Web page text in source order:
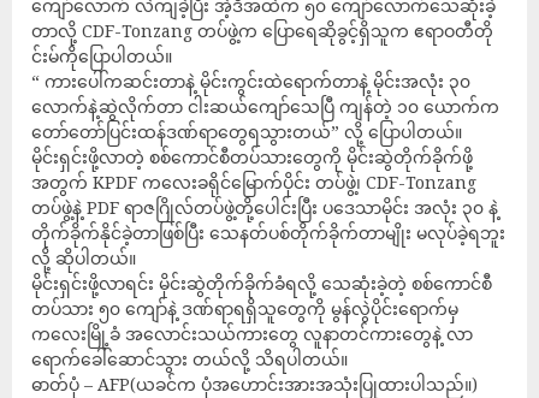
ကျော်လောက် လဲကျခဲ့ပြီး အဲ့ဒီအထဲက ၅၀ ကျော်လောက်သေဆုံးခဲ့
တာလို့ CDF-Tonzang တပ်ဖွဲ့က ပြောရေဆိုခွင့်ရှိသူက ဧရာဝတီတို
င်းမ်ကိုပြောပါတယ်။
“ ကားပေါ်ကဆင်းတာနဲ့ မိုင်းကွင်းထဲရောက်တာနဲ့ မိုင်းအလုံး ၃၀
လောက်နဲ့ဆွဲလိုက်တာ ငါးဆယ်ကျော်သေပြီ ကျန်တဲ့ ၁၀ ယောက်က
တော်တော်ပြင်းထန်ဒဏ်ရာတွေရသွားတယ်” လို့ ပြောပါတယ်။
မိုင်းရှင်းဖို့လာတဲ့ စစ်ကောင်စီတပ်သားတွေကို မိုင်းဆွဲတိုက်ခိုက်ဖို့
အတွက် KPDF ကလေးခရိုင်မြောက်ပိုင်း တပ်ဖွဲ့၊ CDF-Tonzang
တပ်ဖွဲ့နဲ့ PDF ရာဇဂြိုလ်တပ်ဖွဲ့တို့ပေါင်းပြီး ပဒေသာမိုင်း အလုံး ၃၀ နဲ့
တိုက်ခိုက်နိုင်ခဲ့တာဖြစ်ပြီး သေနတ်ပစ်တိုက်ခိုက်တာမျိုး မလုပ်ခဲ့ရဘူး
လို့ ဆိုပါတယ်။
မိုင်းရှင်းဖို့လာရင်း မိုင်းဆွဲတိုက်ခိုက်ခံရလို့ သေဆုံးခဲ့တဲ့ စစ်ကောင်စီ
တပ်သား ၅၀ ကျော်နဲ့ ဒဏ်ရာရရှိသူတွေကို မွန်လွဲပိုင်းရောက်မှ
ကလေးမြို့ခံ အလောင်းသယ်ကားတွေ လူနာတင်ကားတွေနဲ့ လာ
ရောက်ခေါ်ဆောင်သွား တယ်လို့ သိရပါတယ်။
ဓာတ်ပုံ – AFP(ယခင်က ပုံအဟောင်းအားအသုံးပြုထားပါသည်။)